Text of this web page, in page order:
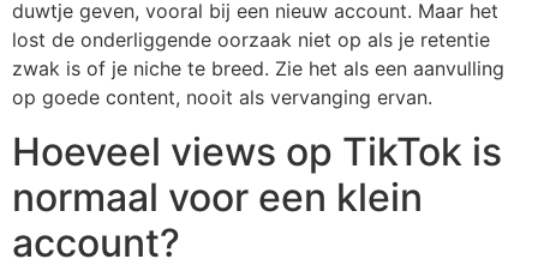
duwtje geven, vooral bij een nieuw account. Maar het
lost de onderliggende oorzaak niet op als je retentie
zwak is of je niche te breed. Zie het als een aanvulling
op goede content, nooit als vervanging ervan.
Hoeveel views op TikTok is
normaal voor een klein
account?